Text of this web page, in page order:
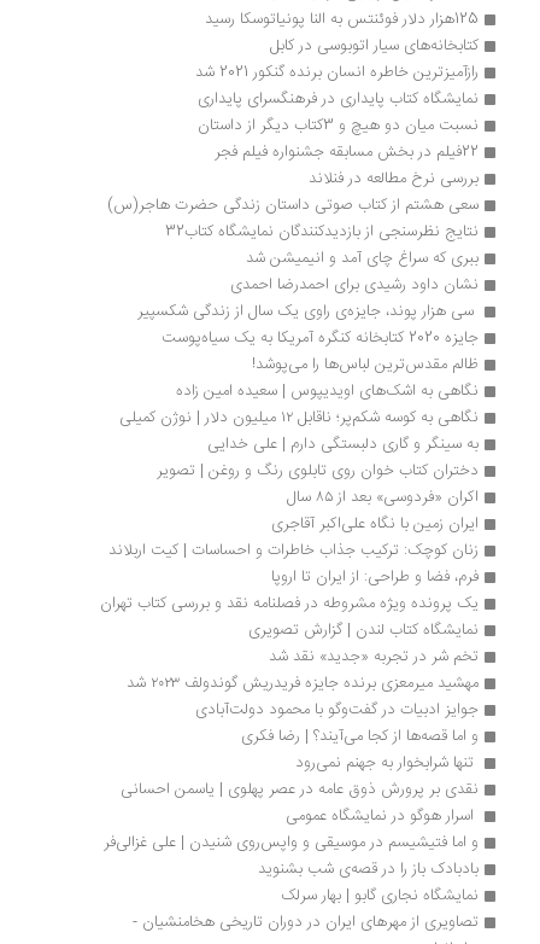
125هزار دلار فوئنتس به النا پونیاتوسکا رسید
کتابخانه‌های سیار اتوبوسی در کابل
رازآمیزترین خاطره انسان برنده گنکور 2021 شد
نمایشگاه کتاب پایداری در فرهنگسرای پایداری
نسبت میان دو هیچ و 3کتاب دیگر از داستان
22فیلم‌ در بخش مسابقه جشنواره فیلم فجر
بررسی نرخ مطالعه در فنلاند
سعی هشتم از کتاب صوتی داستان زندگی حضرت هاجر(س)
نتایج نظرسنجی از بازدیدکنندگان نمایشگاه کتاب32
ببری که سراغ چای آمد و انیمیشن شد
نشان داود رشیدی برای احمدرضا احمدی
سی هزار پوند، جایزه‌ی راوی یک سال از زندگی شکسپیر
جایزه 2020 کتابخانه کنگره آمریکا به یک سیاه‌پوست
ظالم مقدس‌ترین لباس‌ها را می‌پوشد!
نگاهی به اشک‌های اویدیپوس | سعیده امین زاده
نگاهی به کوسه شکم‌پر؛ ناقابل ۱۲ میلیون دلار | نوژن کمیلی
به سینگر و گاری دلبستگی دارم | علی خدایی
دختران کتاب‌ خوان روی تابلوی رنگ و روغن | تصویر
اکران «فردوسی» بعد از ۸۵ سال
ایران زمین با نگاه علی‌اکبر آقاجری
زنان کوچک: ترکیب جذاب خاطرات و احساسات | کیت اربلاند
فرم، فضا و طراحی: از ایران تا اروپا
یک پرونده ویژه مشروطه در فصلنامه نقد و بررسی کتاب تهران
نمایشگاه کتاب لندن | گزارش تصویری
تخم شر در تجربه‌ «جدید» نقد شد
مهشید میرمعزی برنده جایزه فریدریش گوندولف ۲۰۲۳ شد
جوایز ادبیات در گفت‌وگو با محمود دولت‌آبادی
و اما قصه‌ها از کجا می‌آیند؟ | رضا فکری
تنها شرابخوار به جهنم نمی‌رود
نقدی بر پرورش ذوق عامه در عصر پهلوی | یاسمن احسانی
اسرار هوگو در نمایشگاه عمومی
و اما فتیشیسم در موسیقی و واپس‌روی شنیدن | علی غزالی‌فر
بادبادک ‌باز را در قصه‌ی شب بشنوید
نمایشگاه نجاری گابو | بهار سرلک